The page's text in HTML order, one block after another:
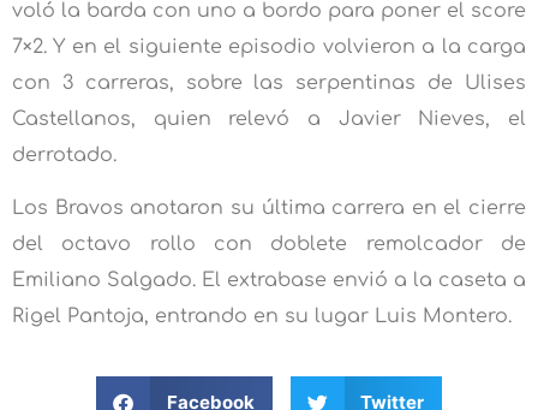
voló la barda con uno a bordo para poner el score
7×2. Y en el siguiente episodio volvieron a la carga
con 3 carreras, sobre las serpentinas de Ulises
Castellanos, quien relevó a Javier Nieves, el
derrotado.
Los Bravos anotaron su última carrera en el cierre
del octavo rollo con doblete remolcador de
Emiliano Salgado. El extrabase envió a la caseta a
Rigel Pantoja, entrando en su lugar Luis Montero.
Facebook Twitter